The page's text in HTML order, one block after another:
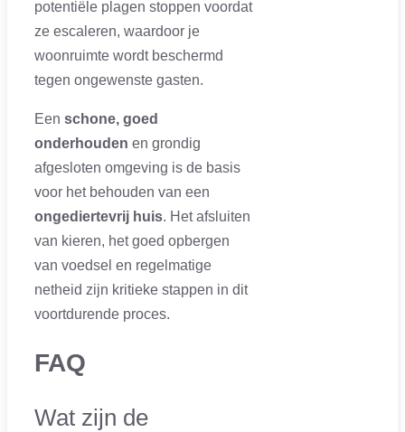
potentiële plagen stoppen voordat
ze escaleren, waardoor je
woonruimte wordt beschermd
tegen ongewenste gasten.
Een schone, goed
onderhouden en grondig
afgesloten omgeving is de basis
voor het behouden van een
ongediertevrij huis. Het afsluiten
van kieren, het goed opbergen
van voedsel en regelmatige
netheid zijn kritieke stappen in dit
voortdurende proces.
FAQ
Wat zijn de